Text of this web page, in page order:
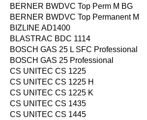
BERNER BWDVC Top Perm M BG
BERNER BWDVC Top Permanent M
BIZLINE AD1400
BLASTRAC BDC 1114
BOSCH GAS 25 L SFC Professional
BOSCH GAS 25 Professional
CS UNITEC CS 1225
CS UNITEC CS 1225 H
CS UNITEC CS 1225 K
CS UNITEC CS 1435
CS UNITEC CS 1445